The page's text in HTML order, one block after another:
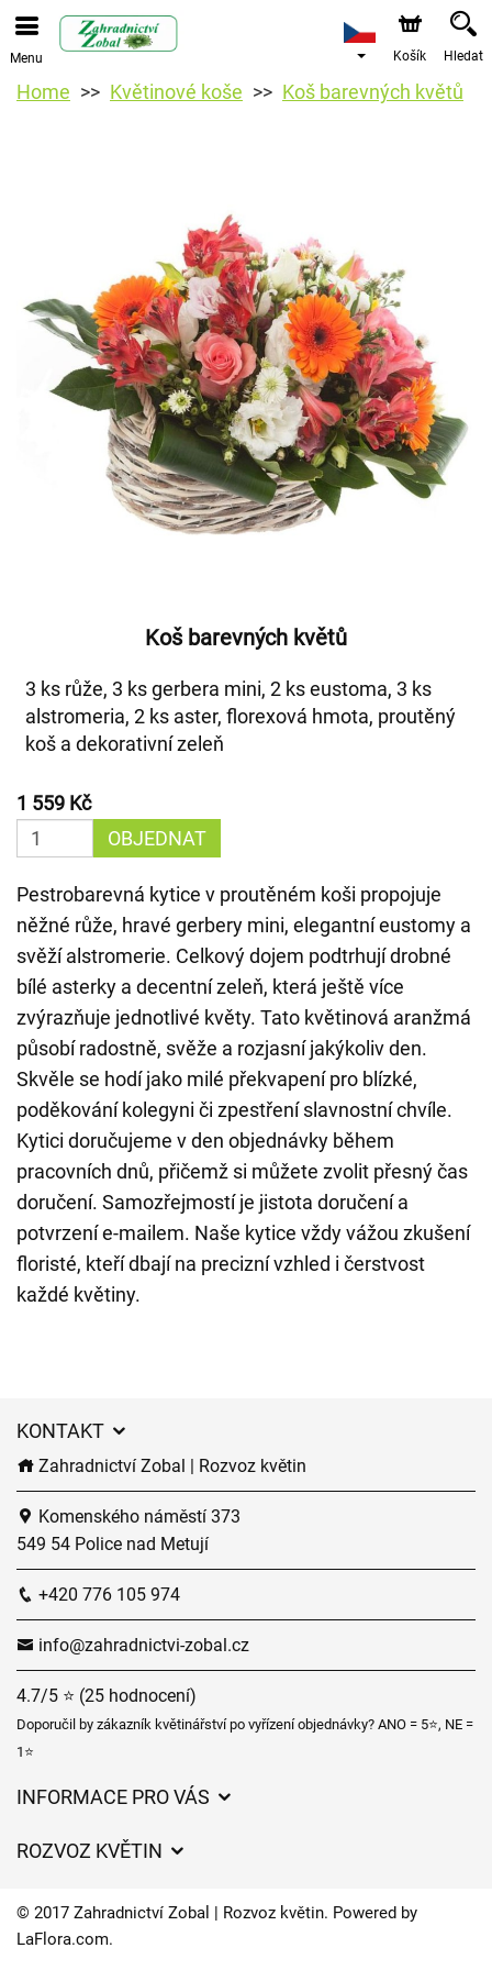
Menu Košík Hledat
Home Květinové koše Koš barevných květů
Koš barevných květů
3 ks růže, 3 ks gerbera mini, 2 ks eustoma, 3 ks
alstromeria, 2 ks aster, florexová hmota, proutěný
koš a dekorativní zeleň
1 559 Kč
OBJEDNAT
Pestrobarevná kytice v proutěném koši propojuje
něžné růže, hravé gerbery mini, elegantní eustomy a
svěží alstromerie. Celkový dojem podtrhují drobné
bílé asterky a decentní zeleň, která ještě více
zvýrazňuje jednotlivé květy. Tato květinová aranžmá
působí radostně, svěže a rozjasní jakýkoliv den.
Skvěle se hodí jako milé překvapení pro blízké,
poděkování kolegyni či zpestření slavnostní chvíle.
Kytici doručujeme v den objednávky během
pracovních dnů, přičemž si můžete zvolit přesný čas
doručení. Samozřejmostí je jistota doručení a
potvrzení e-mailem. Naše kytice vždy vážou zkušení
floristé, kteří dbají na precizní vzhled i čerstvost
každé květiny.
KONTAKT
Zahradnictví Zobal | Rozvoz květin
Komenského náměstí 373
549 54 Police nad Metují
+420 776 105 974
info@zahradnictvi-zobal.cz
4.7/5 ⭐ (25 hodnocení)
Doporučil by zákazník květinářství po vyřízení objednávky? ANO = 5⭐, NE =
1⭐
INFORMACE PRO VÁS
Často kladené dotazy
O nás
ROZVOZ KVĚTIN
Zahradnické služby
© 2017 Zahradnictví Zobal | Rozvoz květin. Powered by
LaFlora.com.